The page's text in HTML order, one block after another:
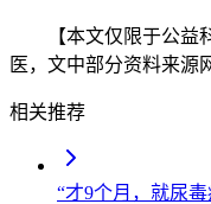
【本文仅限于公
医，文中部分资料来源
相关推荐
“才9个月，就尿